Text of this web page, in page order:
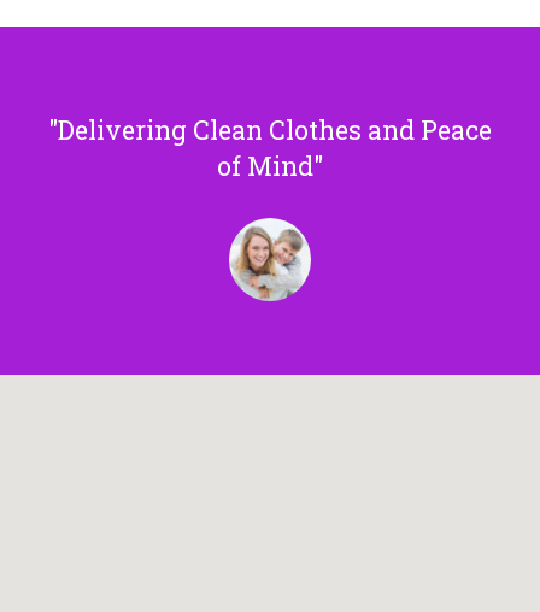
Delivering Clean Clothes and Peace
of Mind